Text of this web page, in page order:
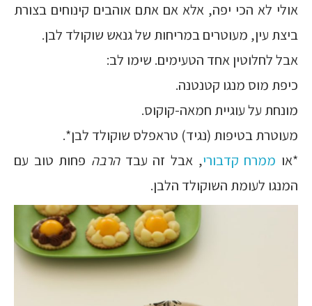
אולי לא הכי יפה, אלא אם אתם אוהבים קינוחים בצורת
ביצת עין, מעוטרים במריחות של גנאש שוקולד לבן.
אבל לחלוטין אחד הטעימים. שימו לב:
כיפת מוס מנגו קטנטנה.
מונחת על עוגיית חמאה-קוקוס.
מעוטרת בטיפות (נגיד) טראפלס שוקולד לבן*.
*או ממרח קדבורי, אבל זה עבדהרבה פחות טוב עם
המנגו לעומת השוקולד הלבן.